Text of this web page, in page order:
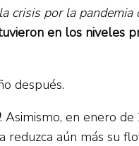
crisis por la pandemia
en los niveles
después.
. Asimismo, en enero
reduzca aún más su